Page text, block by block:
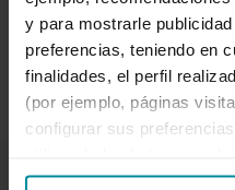
y para mostrarle
preferencias, teniendo en
finalidades, el perfil
(por ejemplo, páginas
configurar sus
“Detalles”. También
1 de 7